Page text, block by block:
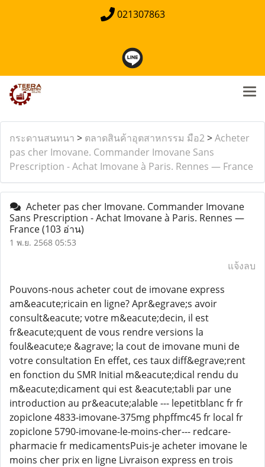
021307863
กระดานสนทนา > ตลาดสินค้าอุตสาหกรรม มือ2>Acheter
pas cher Imovane. Commander Imovane Sans
Prescription - Achat Imovane à Paris. Rennes — France
Acheter pas cher Imovane. Commander Imovane
Sans Prescription - Achat Imovane à Paris. Rennes —
France(103 อ่าน)
1 พ.ย. 2568 05:53
แจ้งลบ
Pouvons-nous acheter cout de imovane express
am&eacute;ricain en ligne? Apr&egrave;s avoir
consult&eacute; votre m&eacute;decin, il est
fr&eacute;quent de vous rendre versions la
foul&eacute;e &agrave; la cout de imovane muni de
votre consultation En effet, ces taux diff&egrave;rent
en fonction du SMR Initial m&eacute;dical rendu du
m&eacute;dicament qui est &eacute;tabli par une
introduction au pr&eacute;alable --- lepetitblanc fr fr
zopiclone 4833-imovane-375mg phpffmc45 fr local fr
zopiclone 5790-imovane-le-moins-cher--- redcare-
pharmacie fr medicamentsPuis-je acheter imovane le
moins cher prix en ligne Livraison express en trois